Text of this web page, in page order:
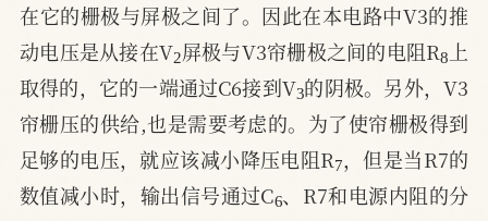
在它的栅极与屏极之间了。因此在本电路中V3的推
动电压是从接在V2屏极与V3帘栅极之间的电阻R8上
取得的，它的一端通过C6接到V3的阴极。另外，V3
帘栅压的供给,也是需要考虑的。为了使帘栅极得到
足够的电压，就应该减小降压电阻R7，但是当R7的
数值减小时，输出信号通过C6、R7和电源内阻的分